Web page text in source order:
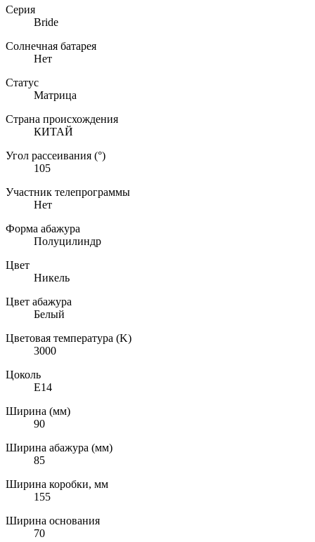
Серия
Bride
Солнечная батарея
Нет
Статус
Матрица
Страна происхождения
КИТАЙ
Угол рассеивания (°)
105
Участник телепрограммы
Нет
Форма абажура
Полуцилиндр
Цвет
Никель
Цвет абажура
Белый
Цветовая температура (K)
3000
Цоколь
E14
Ширина (мм)
90
Ширина абажура (мм)
85
Ширина коробки, мм
155
Ширина основания
70